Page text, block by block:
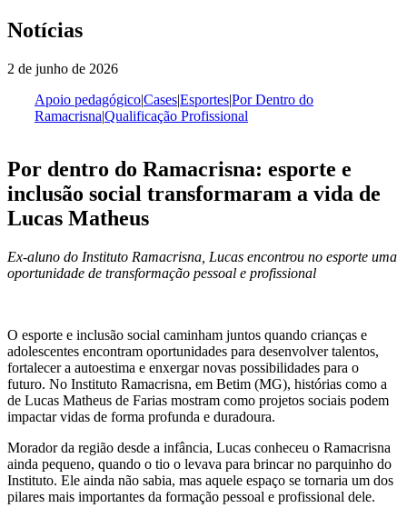
Notícias
2 de junho de 2026
Apoio pedagógico|Cases|Esportes|Por Dentro do
Ramacrisna|Qualificação Profissional
Por dentro do Ramacrisna: esporte e
inclusão social transformaram a vida de
Lucas Matheus
Ex-aluno do Instituto Ramacrisna, Lucas encontrou no esporte uma
oportunidade de transformação pessoal e profissional
O esporte e inclusão social caminham juntos quando crianças e
adolescentes encontram oportunidades para desenvolver talentos,
fortalecer a autoestima e enxergar novas possibilidades para o
futuro. No Instituto Ramacrisna, em Betim (MG), histórias como a
de Lucas Matheus de Farias mostram como projetos sociais podem
impactar vidas de forma profunda e duradoura.
Morador da região desde a infância, Lucas conheceu o Ramacrisna
ainda pequeno, quando o tio o levava para brincar no parquinho do
Instituto. Ele ainda não sabia, mas aquele espaço se tornaria um dos
pilares mais importantes da formação pessoal e profissional dele.